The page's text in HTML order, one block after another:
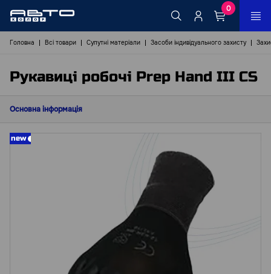
0
Головна Всі товари Супутні матеріали Засоби індивідуального захисту
Рукавиці робочі Prep Hand III CS
Основна інформація
new